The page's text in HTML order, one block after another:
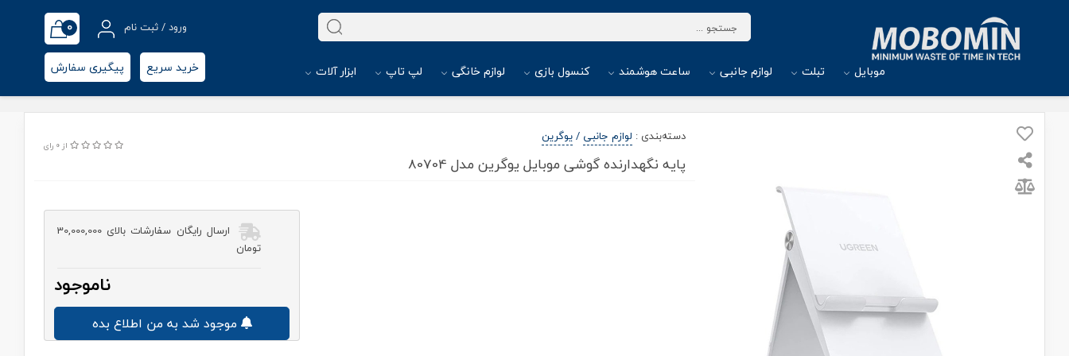
ورود / ثبت نام 0
موبایل تبلت لوازم جانبی ساعت هوشمند کنسول بازی لوازم خانگی لپ تاپ ابزار آلات خرید سریع پیگیری سفارش
دسته‌بندی : لوازم جانبی /یوگرین
پایه نگهدارنده گوشی موبایل یوگرین مدل 80704
از 0 رای
ارسال رایگان سفارشات بالای 30,000,000
تومان
ناموجود